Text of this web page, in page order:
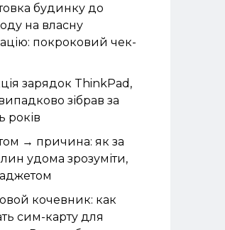
будинку до
на власну
покроковий чек-
зарядок ThinkPad,
зібрав за
років
→ причина: як за
удома зрозуміти,
кочевник: как
сим-карту для